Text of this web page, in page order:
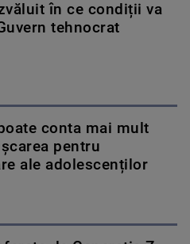
în ce condiții va
tehnocrat
conta mai mult
pentru
ale adolescenților